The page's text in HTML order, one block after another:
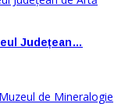
Județean…